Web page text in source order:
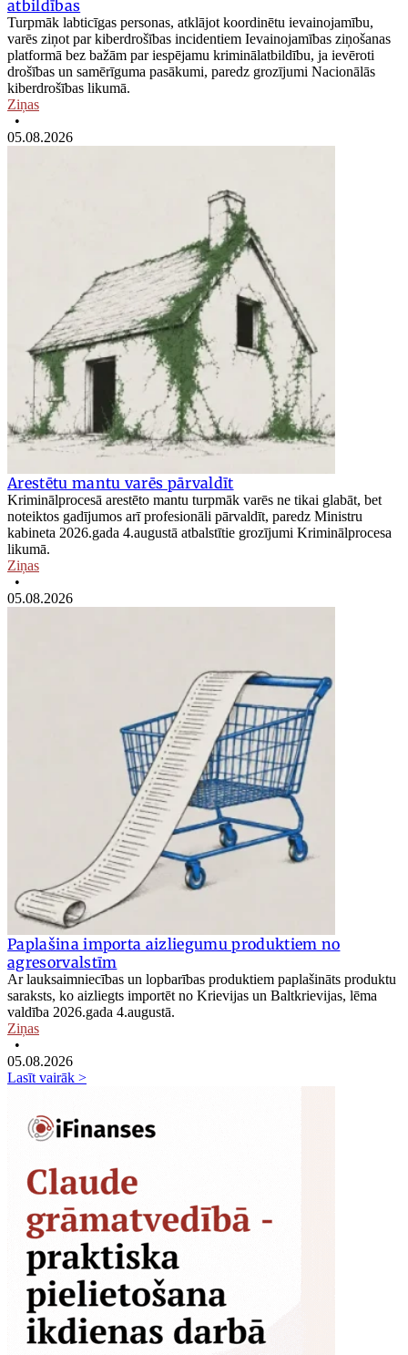
atbildības
Turpmāk labticīgas personas, atklājot koordinētu ievainojamību,
varēs ziņot par kiberdrošības incidentiem Ievainojamības ziņošanas
platformā bez bažām par iespējamu kriminālatbildību, ja ievēroti
drošības un samērīguma pasākumi, paredz grozījumi Nacionālās
kiberdrošības likumā.
Ziņas
•
05.08.2026
Arestētu mantu varēs pārvaldīt
Kriminālprocesā arestēto mantu turpmāk varēs ne tikai glabāt, bet
noteiktos gadījumos arī profesionāli pārvaldīt, paredz Ministru
kabineta 2026.gada 4.augustā atbalstītie grozījumi Kriminālprocesa
likumā.
Ziņas
•
05.08.2026
Paplašina importa aizliegumu produktiem no
agresorvalstīm
Ar lauksaimniecības un lopbarības produktiem paplašināts produktu
saraksts, ko aizliegts importēt no Krievijas un Baltkrievijas, lēma
valdība 2026.gada 4.augustā.
Ziņas
•
05.08.2026
Lasīt vairāk >